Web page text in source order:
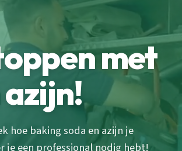
met
hoe baking soda en azijn je
een professional nodig hebt!